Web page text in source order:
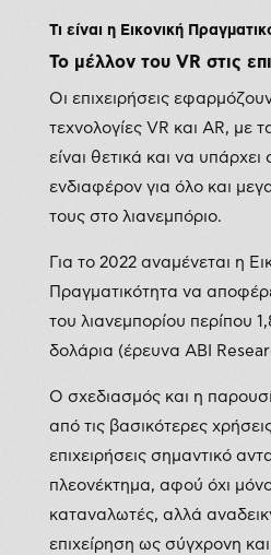
Τι είναι η Εικονική
Το μέλλον του VR στις
Οι επιχειρήσεις
τεχνολογίες VR και AR, με
είναι θετικά και να υπάρχει
ενδιαφέρον για όλο και
τους στο λιανεμπόριο.
Για το 2022 αναμένεται η
Πραγματικότητα να
του λιανεμπορίου περίπου
δολάρια (έρευνα ABI
Ο σχεδιασμός και η
από τις βασικότερες
επιχειρήσεις σημαντικό
πλεονέκτημα, αφού όχι
καταναλωτές, αλλά
επιχείρηση ως σύγχρονη